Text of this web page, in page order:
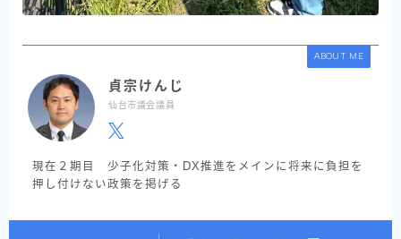
ABOUT ME
貞宗けんじ
仙台市議会議員
現在２期目 少子化対策・DX推進をメインに将来に負担を
押し付けない政策を掲げる